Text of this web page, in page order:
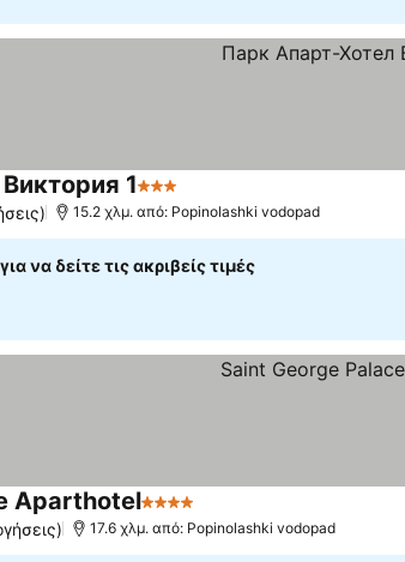
13 Αστέρια
15.2 χλμ. από: Popinolashki vodopad
να δείτε τις ακριβείς τιμές
Aparthotel4 Αστέρια
17.6 χλμ. από: Popinolashki vodopad